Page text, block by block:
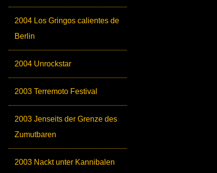
2004 Los Gringos calientes de
Berlin
2004 Unrockstar
2003 Terremoto Festival
2003 Jenseits der Grenze des
Zumutbaren
2003 Nackt unter Kannibalen